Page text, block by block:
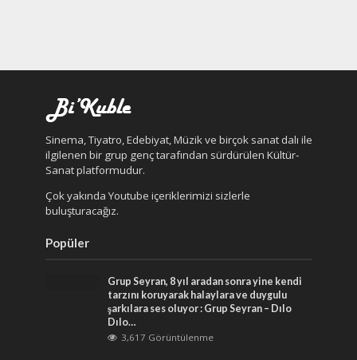
Sinema, Tiyatro, Edebiyat, Müzik ve birçok sanat dalı ile
ilgilenen bir grup genç tarafından sürdürülen Kültür-
Sanat platformudur.
Çok yakında Youtube içeriklerimizi sizlerle
buluşturacağız.
Popüler
Grup Seyran, 8 yıl aradan sonra yine kendi
tarzını koruyarak halaylara ve duygulu
şarkılara ses oluyor : Grup Seyran – Dılo
Dılo…
3,617 Görüntülenme